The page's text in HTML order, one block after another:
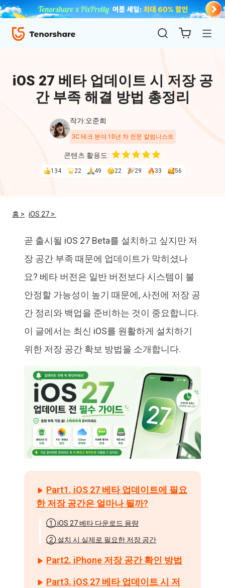
for iOS
iOS
iAnyGo
iOS 27 베타 업데이트 시 저장 공
간 부족 해결 방법 총정리
작가:오준희
3C 테크 분야 10년 차 전문 칼럼니스트
콘텐츠 활용도:
134 22 49 22 29 33 56
홈 > iOS 27 >
곧 출시될 iOS 27 Beta를 설치하고 싶지만 저
장 공간 부족 때문에 업데이트가 막히셨나
요? 베타 버전은 일반 버전보다 시스템이 불
안정할 가능성이 높기 때문에, 사전에 저장 공
간 정리와 백업을 준비하는 것이 중요합니다.
이 글에서는 최신 iOS를 원활하게 설치하기
위한 저장 공간 확보 방법을 소개합니다.
Part1. iOS 27 베타 업데이트에 필요
한 저장 공간은 얼마나 될까?
① iOS 27 베타 다운로드 용량
② 설치 시 실제로 필요한 저장 공간
Part2. iPhone 저장 공간 확인 방법
Part3. iOS 27 베타 업데이트 시 저